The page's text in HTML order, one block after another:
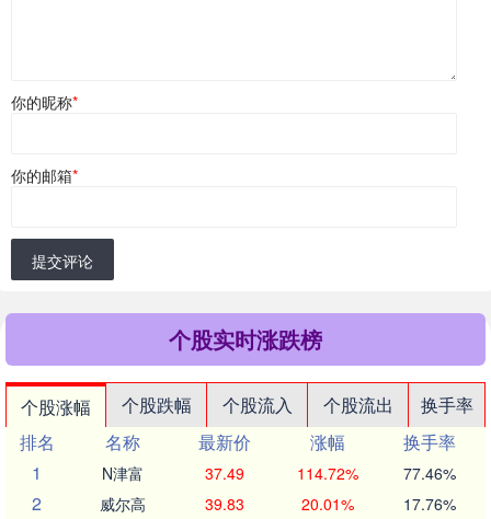
你的昵称*
你的邮箱*
提交评论
个股实时涨跌榜
个股涨幅 个股跌幅 个股流入 个股流出
换手率
排名
名称 最新价 涨幅
换手率
1
N津富 37.49 114.72% 77.46%
2 威尔高 39.83 20.01% 17.76%